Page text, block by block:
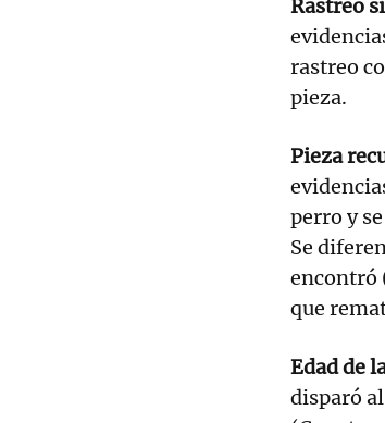
Rastreo
rastreo
pieza.
Pieza
perro y
Se
encontró
que
Edad de
disparó